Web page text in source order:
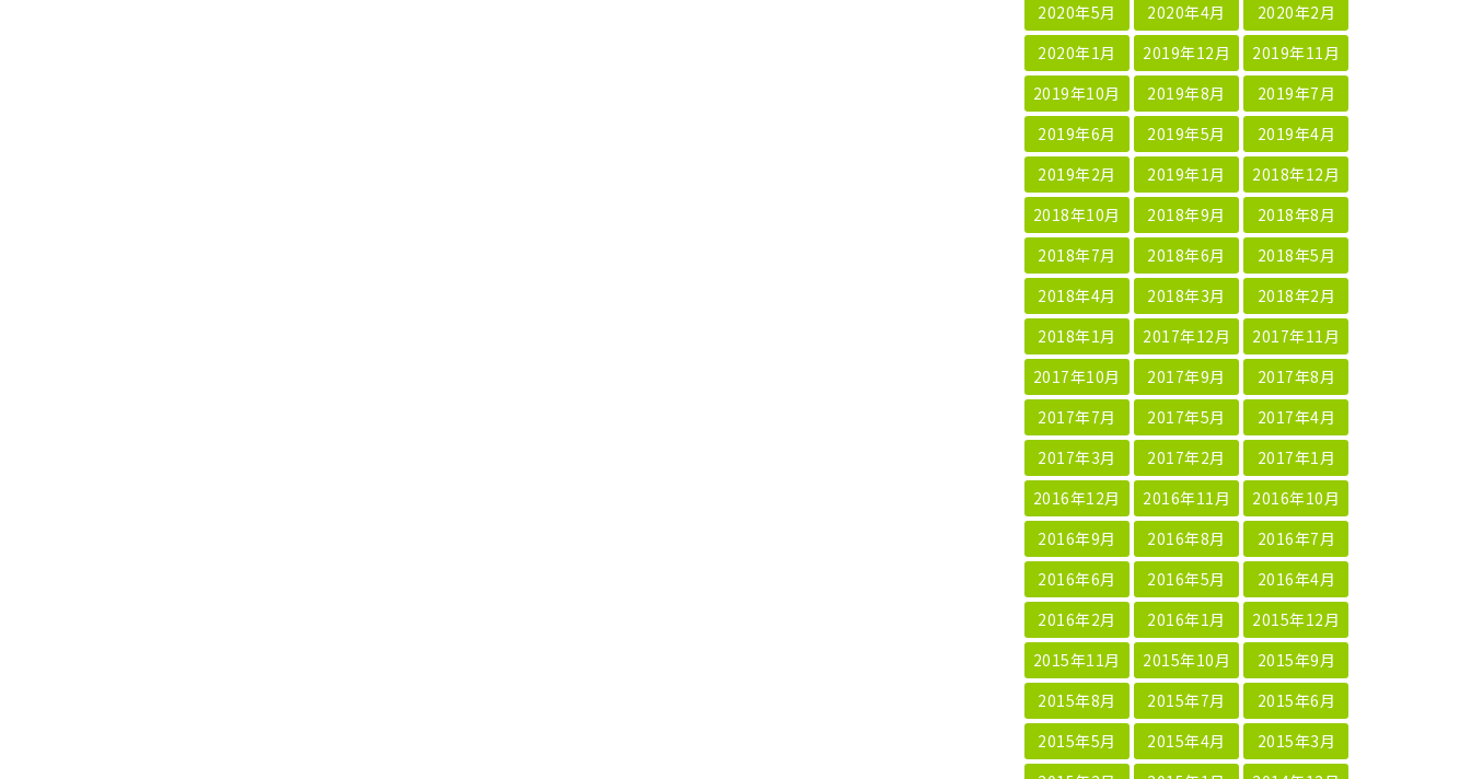
2020年5月
2020年4月
2020年2月
2020年1月
2019年12月
2019年11月
2019年10月
2019年8月
2019年7月
2019年6月
2019年5月
2019年4月
2019年2月
2019年1月
2018年12月
2018年10月
2018年9月
2018年8月
2018年7月
2018年6月
2018年5月
2018年4月
2018年3月
2018年2月
2018年1月
2017年12月
2017年11月
2017年10月
2017年9月
2017年8月
2017年7月
2017年5月
2017年4月
2017年3月
2017年2月
2017年1月
2016年12月
2016年11月
2016年10月
2016年9月
2016年8月
2016年7月
2016年6月
2016年5月
2016年4月
2016年2月
2016年1月
2015年12月
2015年11月
2015年10月
2015年9月
2015年8月
2015年7月
2015年6月
2015年5月
2015年4月
2015年3月